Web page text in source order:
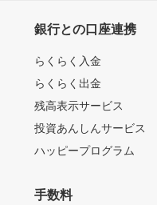
銀行との口座連携
らくらく入金
らくらく出金
残高表示サービス
投資あんしんサービス
ハッピープログラム
手数料